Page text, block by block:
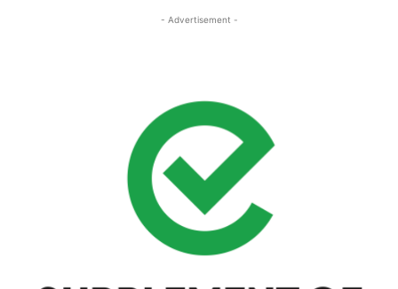
- Advertisement -